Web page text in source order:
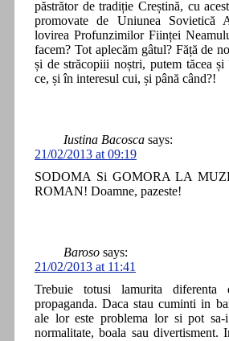
păstrător de tradiție Creștină, cu
promovate de Uniunea Sovietică
lovirea Profunzimilor Ființei
facem? Tot aplecăm gâtul? Făță de
și de străcopiii noștri, putem tăcea
ce, și în interesul cui, și până când?!
Iustina Bacosca says:
21/02/2013 at 09:19
SODOMA Si GOMORA LA
ROMAN! Doamne, pazeste!
Baroso says:
21/02/2013 at 11:41
Trebuie totusi lamurita diferenta
propaganda. Daca stau cuminti in
ale lor este problema lor si pot
normalitate, boala sau divertisment.